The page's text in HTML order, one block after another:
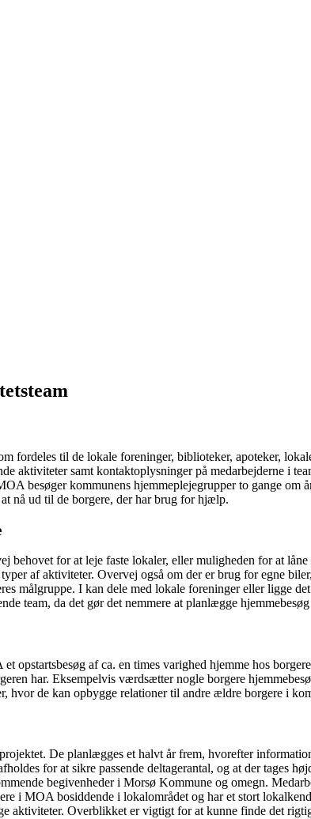
fordeles til de lokale foreninger, biblioteker, apoteker,
aktiviteter samt kontaktoplysninger på medarbejderne i
besøger kommunens hjemmeplejegrupper to gange
nå ud til de borgere, der har brug for hjælp.
behovet for at leje faste lokaler, eller muligheden for at
af aktiviteter. Overvej også om der er brug for egne
målgruppe. I kan dele med lokale foreninger eller ligge
team, da det gør det nemmere at planlægge
opstartsbesøg af ca. en times varighed hjemme hos
har. Eksempelvis værdsætter nogle borgere
de kan opbygge relationer til andre ældre borgere i
De planlægges et halvt år frem, hvorefter
for at sikre passende deltagerantal, og at der tages
begivenheder i Morsø Kommune og omegn.
i MOA bosiddende i lokalområdet og har et stort
aktiviteter. Overblikket er vigtigt for at kunne finde det